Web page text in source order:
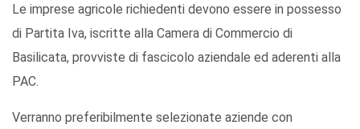
Le imprese agricole richiedenti devono essere in possesso
di Partita Iva, iscritte alla Camera di Commercio di
Basilicata, provviste di fascicolo aziendale ed aderenti alla
PAC.
Verranno preferibilmente selezionate aziende con